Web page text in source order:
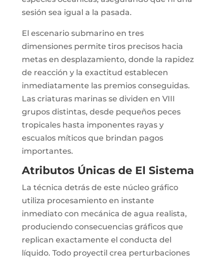
sesión sea igual a la pasada.
El escenario submarino en tres
dimensiones permite tiros precisos hacia
metas en desplazamiento, donde la rapidez
de reacción y la exactitud establecen
inmediatamente las premios conseguidas.
Las criaturas marinas se dividen en VIII
grupos distintas, desde pequeños peces
tropicales hasta imponentes rayas y
escualos míticos que brindan pagos
importantes.
Atributos Únicas de El Sistema
La técnica detrás de este núcleo gráfico
utiliza procesamiento en instante
inmediato con mecánica de agua realista,
produciendo consecuencias gráficos que
replican exactamente el conducta del
líquido. Todo proyectil crea perturbaciones